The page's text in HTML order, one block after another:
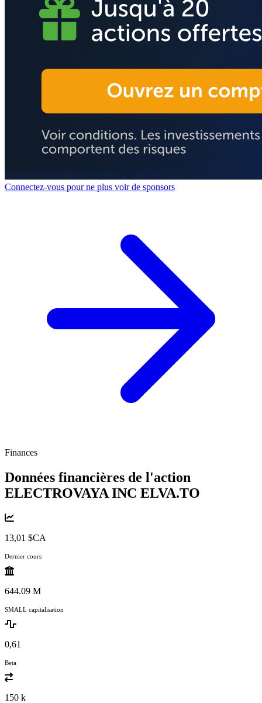
Connectez-vous pour ne plus voir de sponsors
Finances
Données financières de l'action
ELECTROVAYA INC ELVA.TO
13,01 $CA
Dernier cours
644.09 M
SMALL capitalisation
0,61
Beta
150 k